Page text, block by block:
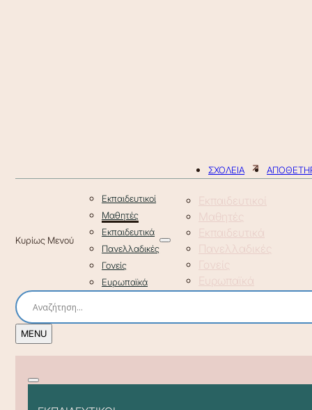
ΣΧΟΛΕΙΑ
Εκπαιδευτικοί
Μαθητές
Εκπαιδευτικά
Πανελλαδικές
Γονείς
Ευρωπαϊκά
Εκπαιδευτικοί
Μαθητές
Εκπαιδευτικά
Πανελλαδικές
Γονείς
Ευρωπαϊκά